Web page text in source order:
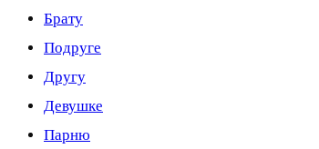
Брату
Подруге
Другу
Девушке
Парню